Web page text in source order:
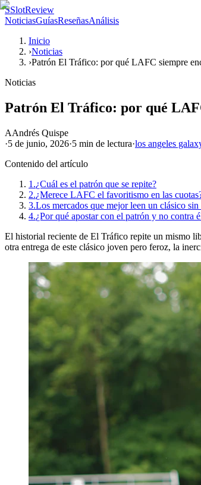
SSlotReview
NoticiasGuíasReseñasAnálisis
Inicio
›Noticias
›Patrón El Tráfico: por qué LAFC siempre
Noticias
Patrón El Tráfico: por qué
AAndrés Quispe
·5 de junio, 2026·5 min de lectura·los angeles
Contenido del artículo
1.¿Cuál es el patrón que se repite?
2.¿Merece LAFC el favoritismo en las
3.Los mercados que mejor leen un clásico sin
4.¿Por qué apostar con el patrón y no contra
El historial reciente de El Tráfico repite un mismo
otra entrega de este clásico joven pero feroz, la